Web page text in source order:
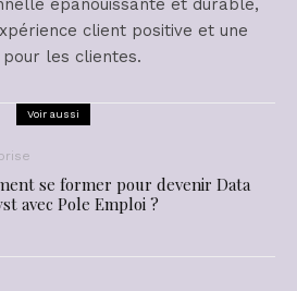
client positive et une
les clientes.
Voir aussi
se former pour devenir Data
avec Pole Emploi ?